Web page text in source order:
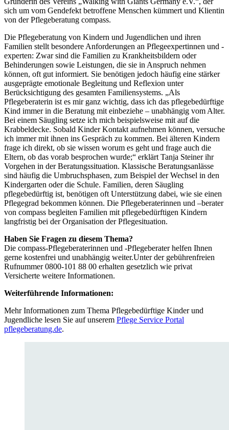
sich um vom Gendefekt betroffene Menschen kümmert und Klientin
von der Pflegeberatung compass.
Die Pflegeberatung von Kindern und Jugendlichen und ihren
Familien stellt besondere Anforderungen an Pflegeexpertinnen und -
experten: Zwar sind die Familien zu Krankheitsbildern oder
Behinderungen sowie Leistungen, die sie in Anspruch nehmen
können, oft gut informiert. Sie benötigen jedoch häufig eine stärker
ausgeprägte emotionale Begleitung und Reflexion unter
Berücksichtigung des gesamten Familiensystems. „Als
Pflegeberaterin ist es mir ganz wichtig, dass ich das pflegebedürftige
Kind immer in die Beratung mit einbeziehe – unabhängig vom Alter.
Bei einem Säugling setze ich mich beispielsweise mit auf die
Krabbeldecke. Sobald Kinder Kontakt aufnehmen können, versuche
ich immer mit ihnen ins Gespräch zu kommen. Bei älteren Kindern
frage ich direkt, ob sie wissen worum es geht und frage auch die
Eltern, ob das vorab besprochen wurde;“ erklärt Tanja Steiner ihr
Vorgehen in der Beratungssituation. Klassische Beratungsanlässe
sind häufig die Umbruchsphasen, zum Beispiel der Wechsel in den
Kindergarten oder die Schule. Familien, deren Säugling
pflegebedürftig ist, benötigen oft Unterstützung dabei, wie sie einen
Pflegegrad bekommen können. Die Pflegeberaterinnen und –berater
von compass begleiten Familien mit pflegebedürftigen Kindern
langfristig bei der Organisation der Pflegesituation.
Haben Sie Fragen zu diesem Thema?
Die compass-Pflegeberaterinnen und -Pflegeberater helfen Ihnen
gerne kostenfrei und unabhängig weiter.Unter der gebührenfreien
Rufnummer 0800-101 88 00 erhalten gesetzlich wie privat
Versicherte weitere Informationen.
Weiterführende Informationen:
Mehr Informationen zum Thema Pflegebedürftige Kinder und
Jugendliche lesen Sie auf unserem Pflege Service Portal
pflegeberatung.de.